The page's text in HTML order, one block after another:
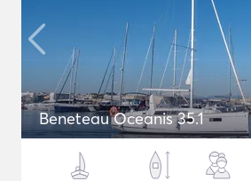
Beneteau Oceanis 35.1